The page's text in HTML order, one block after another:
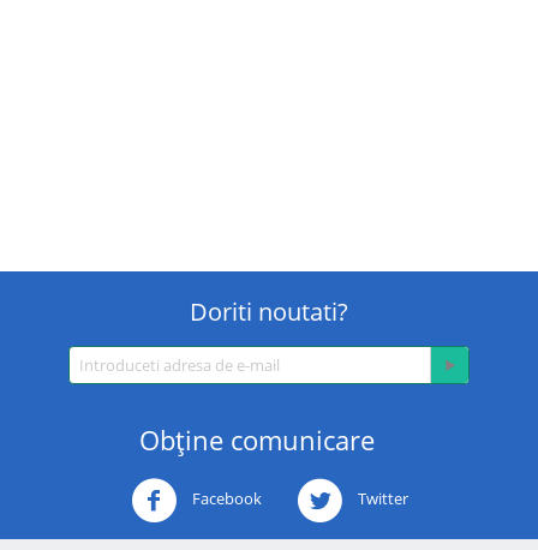
Doriti noutati?
Obţine comunicare
Facebook Twitter